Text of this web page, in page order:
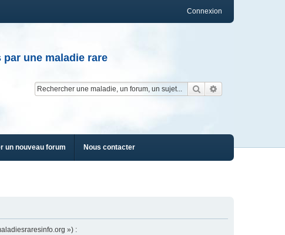
Connexion
une maladie rare
Rechercher
un nouveau forum Nous contacter
») :